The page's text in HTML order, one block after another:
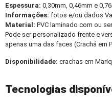
Espessura: 0,30mm, 0,46mm e
Informações: fotos e/ou dados
Material: PVC laminado com ou
Pode ser personalizado frente e
apenas uma das faces (Crachá em
Disponibilidade: crachas em
Tecnologias